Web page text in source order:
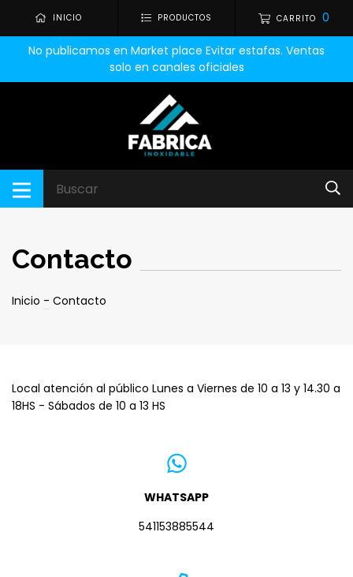
INICIO PRODUCTOS CARRITO 0
No publicamos en Market place Evitar estafas. Ventas
solo en canales oficiales
Contacto
Inicio - Contacto
Local atención al público Lunes a Viernes de 10 a 13 y 14.30 a
18HS - Sábados de 10 a 13 HS
WHATSAPP
541153885544